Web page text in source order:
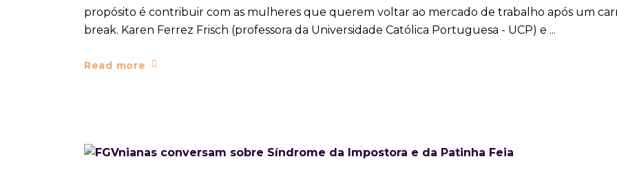
propósito é contribuir com as mulheres que querem voltar ao mercado de trabalho após um
break. Karen Ferrez Frisch (professora da Universidade Católica Portuguesa - UCP) e
Read more